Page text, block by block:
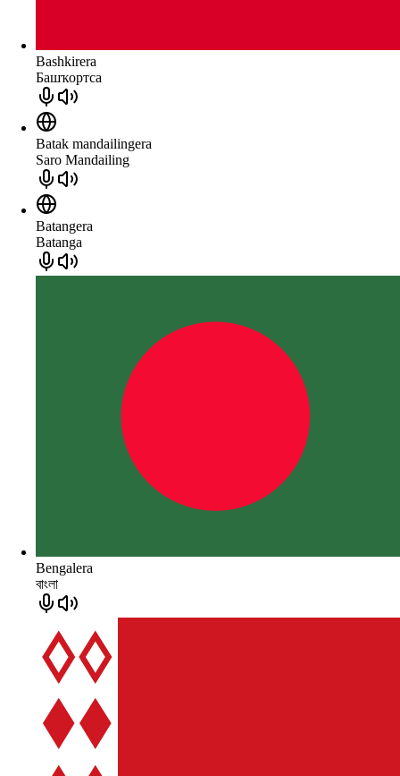
Bashkirera
Башҡортса
Batak mandailingera
Saro Mandailing
Batangera
Batanga
Bengalera
বাংলা